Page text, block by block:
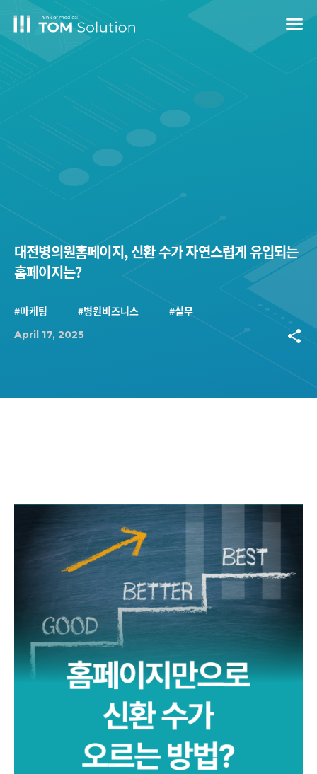
menu
대전병의원홈페이지, 신환 수가 자연스럽게 유입되는
홈페이지는?
#마케팅 #병원비즈니스 #실무
April 17, 2025 share